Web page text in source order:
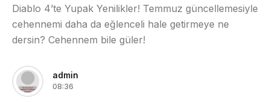
Diablo 4’te Yupak Yenilikler! Temmuz güncellemesiyle
cehennemi daha da eğlenceli hale getirmeye ne
dersin? Cehennem bile güler!
admin
08:36